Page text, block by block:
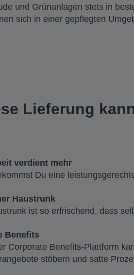
und Grünanlagen stets in
sich in einer gepflegten
Lieferung
verdient mehr
Du eine
Haustrunk
ist so erfrischend, dass
Benefits
Corporate Benefits-Plattform
stöbern und satte